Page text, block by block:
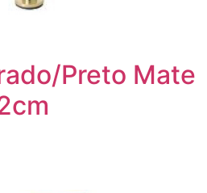
Preto Mate